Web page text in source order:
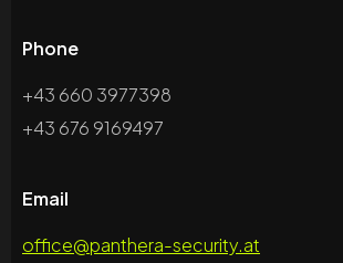
Phone
+43 660 3977398
+43 676 9169497
Email
office@panthera-security.at